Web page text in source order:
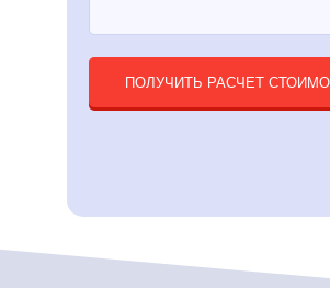
ПОЛУЧИТЬ РАСЧЕТ